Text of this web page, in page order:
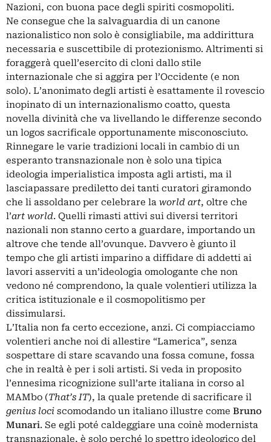
Nazioni, con buona pace degli spiriti cosmopoliti.
Ne consegue che la salvaguardia di un canone
nazionalistico non solo è consigliabile, ma addirittura
necessaria e suscettibile di protezionismo. Altrimenti si
foraggerà quell’esercito di cloni dallo stile
internazionale che si aggira per l’Occidente (e non
solo). L’anonimato degli artisti è esattamente il rovescio
inopinato di un internazionalismo coatto, questa
novella divinità che va livellando le differenze secondo
un logos sacrificale opportunamente misconosciuto.
Rinnegare le varie tradizioni locali in cambio di un
esperanto transnazionale non è solo una tipica
ideologia imperialistica imposta agli artisti, ma il
lasciapassare prediletto dei tanti curatori giramondo
che li assoldano per celebrare la world art, oltre che
l’art world. Quelli rimasti attivi sui diversi territori
nazionali non stanno certo a guardare, importando un
altrove che tende all’ovunque. Davvero è giunto il
tempo che gli artisti imparino a diffidare di addetti ai
lavori asserviti a un’ideologia omologante che non
vedono né comprendono, la quale volentieri utilizza la
critica istituzionale e il cosmopolitismo per
dissimularsi.
L’Italia non fa certo eccezione, anzi. Ci compiacciamo
volentieri anche noi di allestire “Lamerica”, senza
sospettare di stare scavando una fossa comune, fossa
che in realtà è per i soli artisti. Si veda in proposito
l’ennesima ricognizione sull’arte italiana in corso al
MAMbo (That’s IT), la quale pretende di sacrificare il
genius loci scomodando un italiano illustre come Bruno
Munari. Se egli poté caldeggiare una coinè modernista
transnazionale, è solo perché lo spettro ideologico del